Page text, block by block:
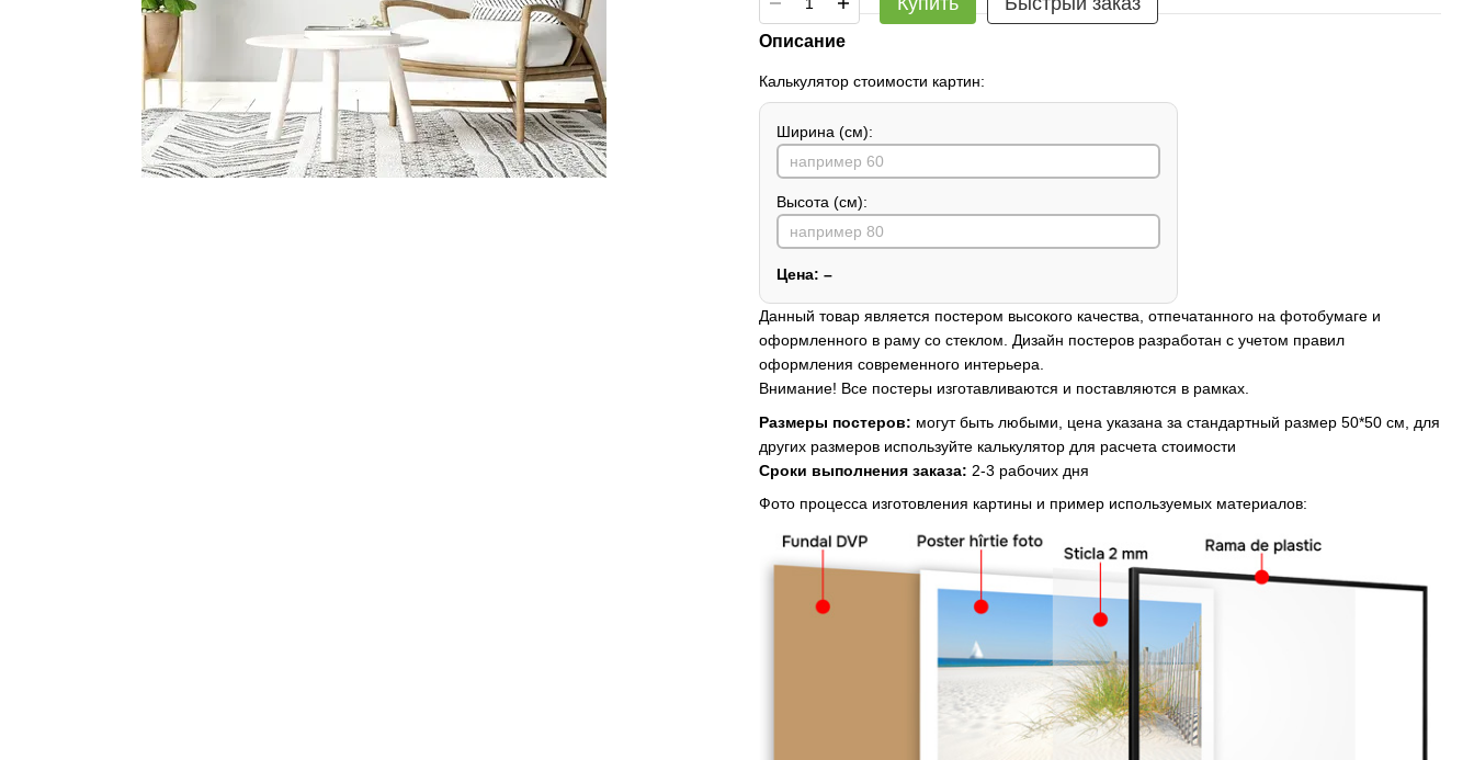
Описание
Калькулятор стоимости картин:
Ширина (см):
Высота (см):
Цена: –
Данный товар является постером высокого качества, отпечатанного на фотобумаге и
оформленного в раму со стеклом. Дизайн постеров разработан с учетом правил
оформления современного интерьера.
Внимание! Все постеры изготавливаются и поставляются в рамках.
Размеры постеров: могут быть любыми, цена указана за стандартный размер 50*50 см, для
других размеров используйте калькулятор для расчета стоимости
Сроки выполнения заказа: 2-3 рабочих дня
Фото процесса изготовления картины и пример используемых материалов: